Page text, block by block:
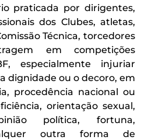
praticada por dirigentes,
dos Clubes, atletas,
Técnica, torcedores
em competições
especialmente injuriar
dignidade ou o decoro, em
procedência nacional ou
orientação sexual,
política, fortuna,
outra forma de